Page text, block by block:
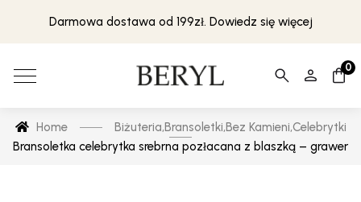
Darmowa dostawa od 199zł. Dowiedz się więcej
0
Home Biżuteria,Bransoletki,Bez Kamieni,Celebrytki
Bransoletka celebrytka srebrna pozłacana z blaszką – grawer